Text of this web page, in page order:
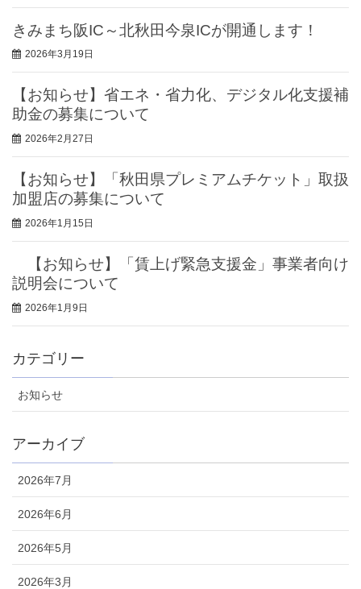
きみまち阪IC～北秋田今泉ICが開通します！
2026年3月19日
【お知らせ】省エネ・省力化、デジタル化支援補
助金の募集について
2026年2月27日
【お知らせ】「秋田県プレミアムチケット」取扱
加盟店の募集について
2026年1月15日
【お知らせ】「賃上げ緊急支援金」事業者向け
説明会について
2026年1月9日
カテゴリー
お知らせ
アーカイブ
2026年7月
2026年6月
2026年5月
2026年3月